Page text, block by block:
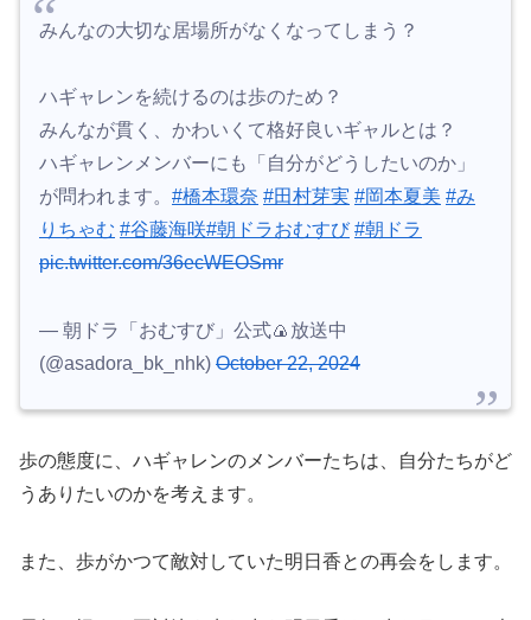
みんなの大切な居場所がなくなってしまう？
ハギャレンを続けるのは歩のため？
みんなが貫く、かわいくて格好良いギャルとは？
ハギャレンメンバーにも「自分がどうしたいのか」
が問われます。 #橋本環奈 #田村芽実 #岡本夏美 #み
りちゃむ #谷藤海咲#朝ドラおむすび #朝ドラ
pic.twitter.com/36ecWEOSmr
— 朝ドラ「おむすび」公式🍙放送中
(@asadora_bk_nhk) October 22, 2024
歩の態度に、ハギャレンのメンバーたちは、自分たちがど
うありたいのかを考えます。
また、歩がかつて敵対していた明日香との再会をします。